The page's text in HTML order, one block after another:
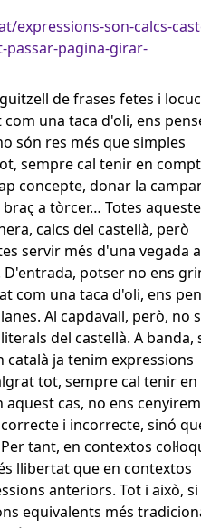
expressions-son-calcs-
pagina-girar-
de frases fetes i
una taca d'oli, ens
són res més que simples
sempre cal tenir en
concepte, donar la
a tòrcer… Totes
calcs del castellà, però
servir més d'una vegada
potser no ens
com una taca d'oli, ens
Al capdavall, però, no
del castellà. A banda,
ja tenim expressions
tot, sempre cal tenir en
cas, no ens cenyirem
i incorrecte, sinó
tant, en contextos
llibertat que en contextos
anteriors. Tot i això, si
equivalents més